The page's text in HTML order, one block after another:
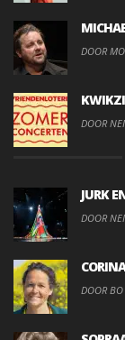
DOOR
DOOR
JURK
DOOR
DOOR